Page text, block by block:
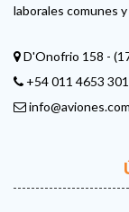
laborales comunes
D'Onofrio 158 -
+54 011 4653
info@aviones.com